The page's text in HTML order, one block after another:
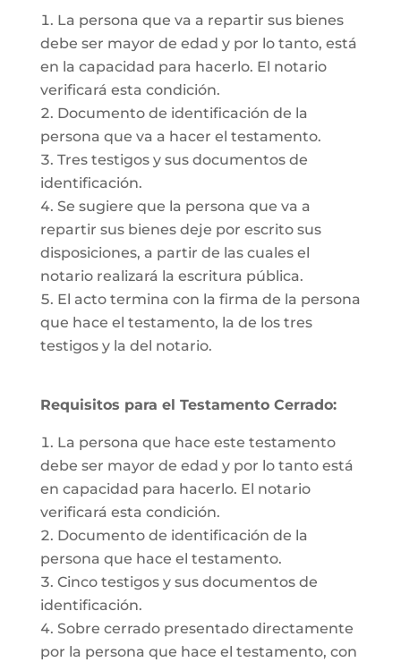
La persona que va a repartir sus bienes
debe ser mayor de edad y por lo tanto, está
en la capacidad para hacerlo. El notario
verificará esta condición.
Documento de identificación de la
persona que va a hacer el testamento.
Tres testigos y sus documentos de
identificación.
Se sugiere que la persona que va a
repartir sus bienes deje por escrito sus
disposiciones, a partir de las cuales el
notario realizará la escritura pública.
El acto termina con la firma de la persona
que hace el testamento, la de los tres
testigos y la del notario.
Requisitos para el Testamento Cerrado:
La persona que hace este testamento
debe ser mayor de edad y por lo tanto está
en capacidad para hacerlo. El notario
verificará esta condición.
Documento de identificación de la
persona que hace el testamento.
Cinco testigos y sus documentos de
identificación.
Sobre cerrado presentado directamente
por la persona que hace el testamento, con